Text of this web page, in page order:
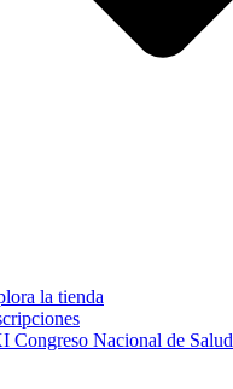
la tienda
Congreso Nacional de Salud